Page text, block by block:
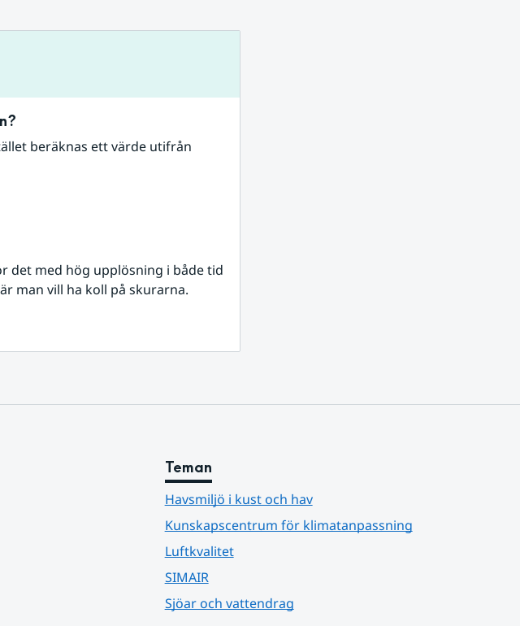
beräknas ett värde utifrån
det med hög upplösning i både tid
man vill ha koll på skurarna.
Teman
Havsmiljö i kust och hav
Kunskapscentrum för klimatanpassning
Luftkvalitet
SIMAIR
Sjöar och vattendrag